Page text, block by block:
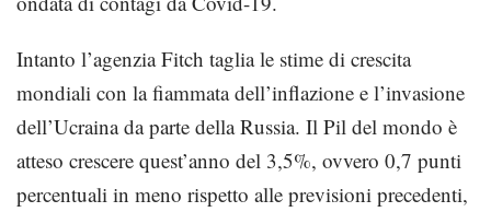
Intanto l’agenzia Fitch taglia le stime di crescita
mondiali con la fiammata dell’inflazione e l’invasione
dell’Ucraina da parte della Russia. Il Pil del mondo è
atteso crescere quest’anno del 3,5%, ovvero 0,7 punti
percentuali in meno rispetto alle previsioni precedenti,